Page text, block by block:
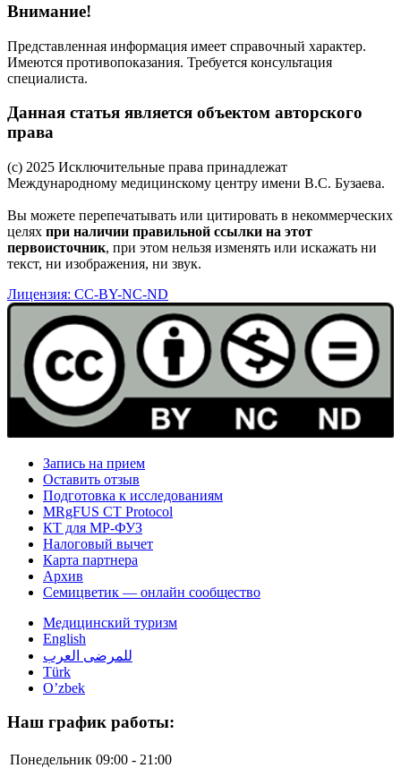
Внимание!
Представленная информация имеет справочный характер.
Имеются противопоказания. Требуется консультация
специалиста.
Данная статья является объектом авторского
права
(c) 2025 Исключительные права принадлежат
Международному медицинскому центру имени В.С. Бузаева.
Вы можете перепечатывать или цитировать в некоммерческих
целях при наличии правильной ссылки на этот
первоисточник, при этом нельзя изменять или искажать ни
текст, ни изображения, ни звук.
Лицензия: CC-BY-NC-ND
Запись на прием
Оставить отзыв
Подготовка к исследованиям
MRgFUS CT Protocol
КТ для МР-ФУЗ
Налоговый вычет
Карта партнера
Архив
Семицветик — онлайн сообщество
Медицинский туризм
English
للمرضى العرب
Türk
O’zbek
Наш график работы:
Понедельник 09:00 - 21:00